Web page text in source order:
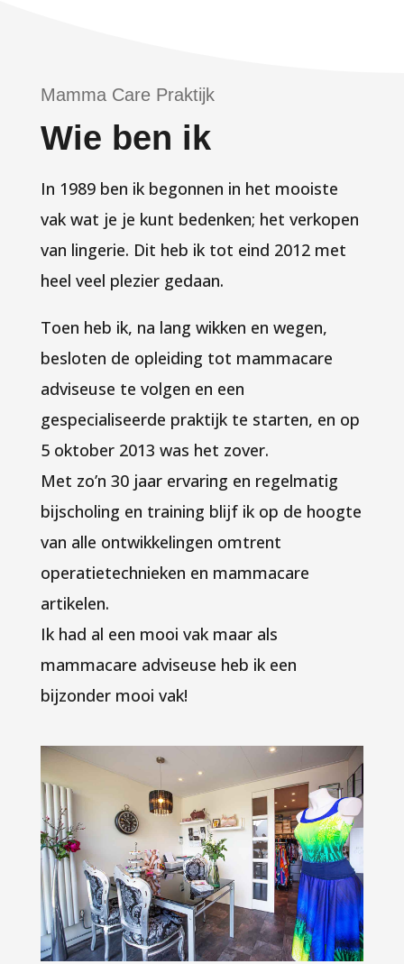
Mamma Care Praktijk
Wie ben ik
In 1989 ben ik begonnen in het mooiste
vak wat je je kunt bedenken; het verkopen
van lingerie. Dit heb ik tot eind 2012 met
heel veel plezier gedaan.
Toen heb ik, na lang wikken en wegen,
besloten de opleiding tot mammacare
adviseuse te volgen en een
gespecialiseerde praktijk te starten, en op
5 oktober 2013 was het zover.
Met zo’n 30 jaar ervaring en regelmatig
bijscholing en training blijf ik op de hoogte
van alle ontwikkelingen omtrent
operatietechnieken en mammacare
artikelen.
Ik had al een mooi vak maar als
mammacare adviseuse heb ik een
bijzonder mooi vak!